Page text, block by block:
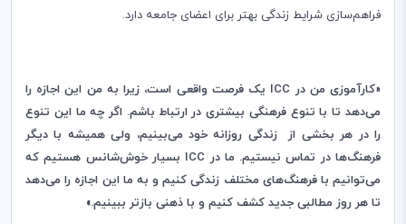
فراهم‌سازی شرایط زندگی بهتر برای اعضای جامعه دارد.
«کارآموزی من در ICC یک فرصت واقعی است، زیرا به من این اجازه را
می‌دهد تا با تنوع فرهنگی بیشتری در ارتباط باشم. اگر چه ما این تنوع
را در هر بخشی از زندگی روزانه خود می‌بینیم، ولی همیشه با دیگر
فرهنگ‌ها در تماس نیستیم. ما در ICC بسیار خوش‌شانس هستیم که
می‌توانیم با فرهنگ‌های مختلف زندگی کنیم و به ما این اجازه را می‌دهد
تا هر روز مطالبی جدید کشف کنیم و با ذهنی بازتر ببینیم.»